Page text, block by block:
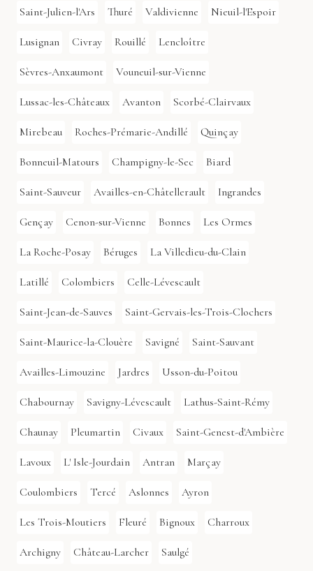
Saint-Julien-l'Ars Thuré Valdivienne Nieuil-l'Espoir
Lusignan Civray Rouillé Lencloître
Sèvres-Anxaumont Vouneuil-sur-Vienne
Lussac-les-Châteaux Avanton Scorbé-Clairvaux
Mirebeau Roches-Prémarie-Andillé Quinçay
Bonneuil-Matours Champigny-le-Sec Biard
Saint-Sauveur Availles-en-Châtellerault Ingrandes
Gençay Cenon-sur-Vienne Bonnes Les Ormes
La Roche-Posay Béruges La Villedieu-du-Clain
Latillé Colombiers Celle-Lévescault
Saint-Jean-de-Sauves Saint-Gervais-les-Trois-Clochers
Saint-Maurice-la-Clouère Savigné Saint-Sauvant
Availles-Limouzine Jardres Usson-du-Poitou
Chabournay Savigny-Lévescault Lathus-Saint-Rémy
Chaunay Pleumartin Civaux Saint-Genest-d'Ambière
Lavoux L' Isle-Jourdain Antran Marçay
Coulombiers Tercé Aslonnes Ayron
Les Trois-Moutiers Fleuré Bignoux Charroux
Archigny Château-Larcher Saulgé